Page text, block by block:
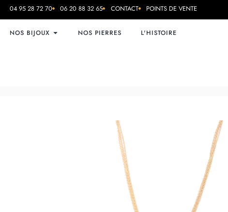
04 95 28 72 70 06 20 88 32 65 CONTACT POINTS DE VENTE
NOS BIJOUX NOS PIERRES L'HISTOIRE